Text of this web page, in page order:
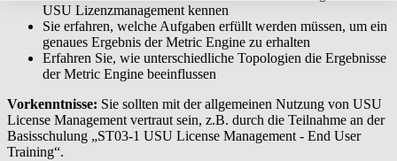
USU Lizenzmanagement kennen
Sie erfahren, welche Aufgaben erfüllt werden müssen, um ein
genaues Ergebnis der Metric Engine zu erhalten
Erfahren Sie, wie unterschiedliche Topologien die Ergebnisse
der Metric Engine beeinflussen
Vorkenntnisse: Sie sollten mit der allgemeinen Nutzung von USU
License Management vertraut sein, z.B. durch die Teilnahme an der
Basisschulung „ST03-1 USU License Management - End User
Training“.